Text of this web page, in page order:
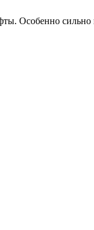
Особенно сильно